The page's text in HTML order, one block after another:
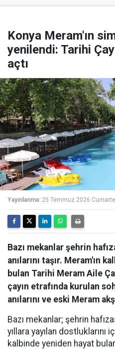
Konya Meram'ın
yenilendi: Tarihi
açtı
Yayınlanma: 25 Temmuz 2026
Bazı mekanlar şehrin
anılarını taşır. Meram'ın
bulan Tarihi Meram Aile
çayın etrafında kurulan
anılarını ve eski Meram
Bazı mekanlar; şehrin
yıllara yayılan dostluklarını
kalbinde yeniden hayat